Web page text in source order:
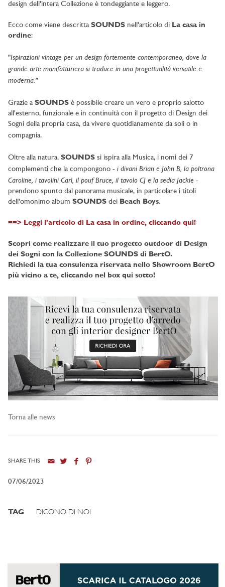
design dell'intera Collezione è tondeggiante e leggero.
Ecco come viene descritta SOUNDS nell'articolo di La casa in
ordine:
"Ispirazioni vintage per un design fortemente contemporaneo, dove la
grande arte manifatturiera si traduce in una progettualità versatile e
moderna."
Grazie a SOUNDS è possibile creare un vero e proprio salotto
all'esterno, funzionale e in continuità con il progetto di Design dei
Sogni della propria casa, da vivere quotidianamente da soli o in
compagnia.
Oltre alla natura, SOUNDS si ispira alla Musica, i nomi dei 7
complementi che la compongono - i divani Brian e John B, la poltrona
Caroline, i tavolini Carl, il pouf Bruce, il tavolo CJ e la sedia Jackie -
prendono spunto dal panorama musicale, in particolare i titoli
dell'omonimo album SOUNDS dei Beach Boys.
==> Leggi l'articolo di La casa in ordine, cliccando qui!
Scopri come realizzare il tuo progetto outdoor di Design
dei Sogni con la Collezione SOUNDS di BertO.
Richiedi la tua consulenza riservata nello Showroom BertO
più vicino a te, cliccando nel box qui sotto!
Torna alle news
SHARE THIS
07/06/2023
TAG DICONO DI NOI